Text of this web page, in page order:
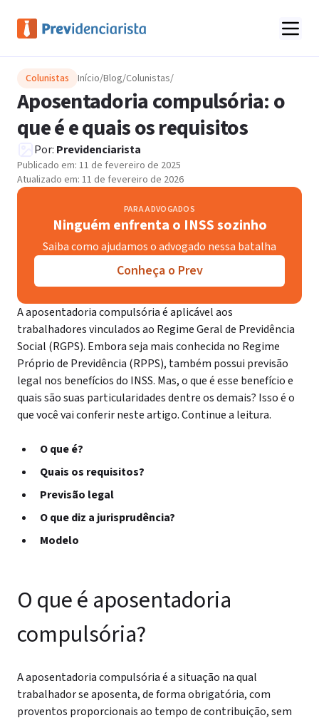
Colunistas Início/Blog/Colunistas/
Aposentadoria compulsória: o
que é e quais os requisitos
Por: Previdenciarista
Publicado em: 11 de fevereiro de 2025
Atualizado em: 11 de fevereiro de 2026
PARA ADVOGADOS
Ninguém enfrenta o INSS sozinho
Saiba como ajudamos o advogado nessa batalha
Conheça o Prev
A aposentadoria compulsória é aplicável aos
trabalhadores vinculados ao Regime Geral de Previdência
Social (RGPS). Embora seja mais conhecida no Regime
Próprio de Previdência (RPPS), também possui previsão
legal nos benefícios do INSS. Mas, o que é esse benefício e
quais são suas particularidades dentre os demais? Isso é o
que você vai conferir neste artigo. Continue a leitura.
O que é?
Quais os requisitos?
Previsão legal
O que diz a jurisprudência?
Modelo
O que é aposentadoria
compulsória?
A aposentadoria compulsória é a situação na qual
trabalhador se aposenta, de forma obrigatória, com
proventos proporcionais ao tempo de contribuição, sem